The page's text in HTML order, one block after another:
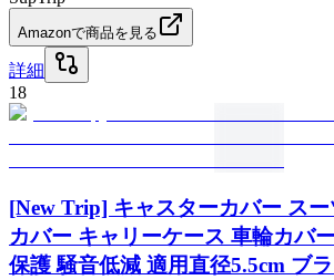
Amazonで商品を見る
詳細
18
[New Trip] キャスターカバー ス
カバー キャリーケース 車輪カバ
保護 騒音低減 適用直径5.5cm ブ